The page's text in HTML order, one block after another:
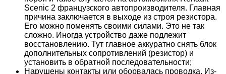
Scenic 2 французского автопроизводителя. Главная
причина заключается в выходе из строя резистора.
Его можно поменять своими силами. Это не так
сложно. Иногда устройство даже подлежит
восстановлению. Тут главное аккуратно снять блок
дополнительных сопротивлений (резистор) и
установить в обратной последовательности;
Нарушены контакты или оборвалась проводка. Из-